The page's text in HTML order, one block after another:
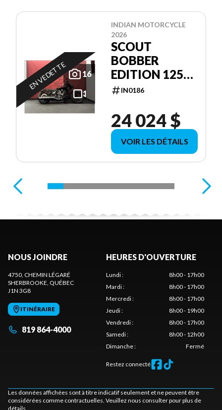
16
EN VEDETTE
INDIAN MOTORCYCLE
2026
SCOUT
BOBBER
EDITION 125E
ANNIVERSAIRE
IN0186
24 024 $
VOIR LES DÉTAILS
NOUS JOINDRE
4750, CHEMIN LÉGARÉ
SHERBROOKE , QUÉBEC
J1N 3G8
ITINÉRAIRE
819 864-4000
HEURES D'OUVERTURE
Lundi:
8h00 - 17h00
Mardi:
8h00 - 17h00
Mercredi:
8h00 - 17h00
Jeudi:
8h00 - 19h00
Vendredi:
8h00 - 17h00
Samedi:
8h00 - 12h00
Dimanche: Fermé
Restez connecté
Les données affichées sont à titre indicatif seulement et ne peuvent être
considérées comme contractuelles. Veuillez nous consulter pour plus de
détails.